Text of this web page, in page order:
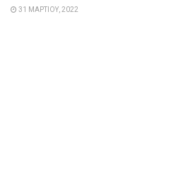
31 ΜΑΡΤΊΟΥ, 2022